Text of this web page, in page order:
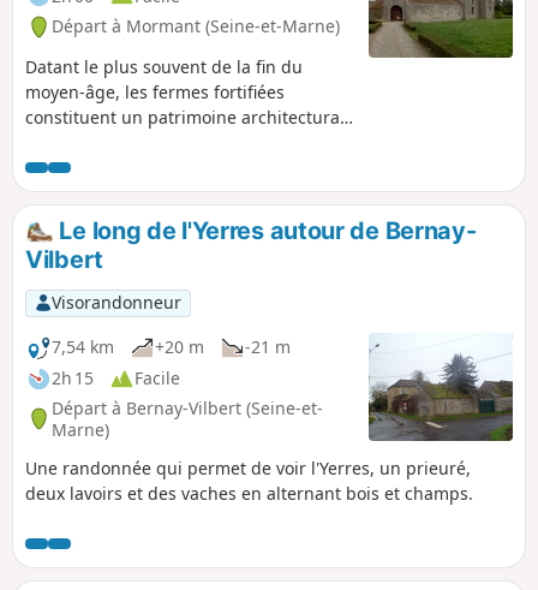
Départ à Mormant (Seine-et-Marne)
Datant le plus souvent de la fin du
moyen-âge, les fermes fortifiées
constituent un patrimoine architectural
relie quelques-unes, dont l'une des plus
réputées, le Fief des Epoisses. On
emprunte des chemins entre les
champs et de petites routes peu
passantes.
Le long de l'Yerres autour de Bernay-
Vilbert
Visorandonneur
7,54 km
+20 m
-21 m
2h 15
Facile
Départ à Bernay-Vilbert (Seine-et-
Marne)
Une randonnée qui permet de voir l'Yerres, un prieuré,
deux lavoirs et des vaches en alternant bois et champs.